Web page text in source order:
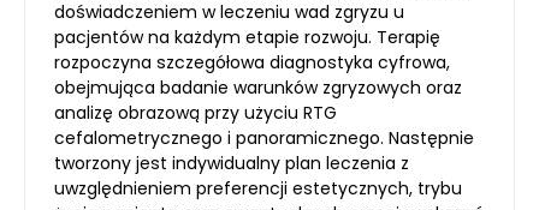
doświadczeniem w leczeniu wad zgryzu u
pacjentów na każdym etapie rozwoju. Terapię
rozpoczyna szczegółowa diagnostyka cyfrowa,
obejmująca badanie warunków zgryzowych oraz
analizę obrazową przy użyciu RTG
cefalometrycznego i panoramicznego. Następnie
tworzony jest indywidualny plan leczenia z
uwzględnieniem preferencji estetycznych, trybu